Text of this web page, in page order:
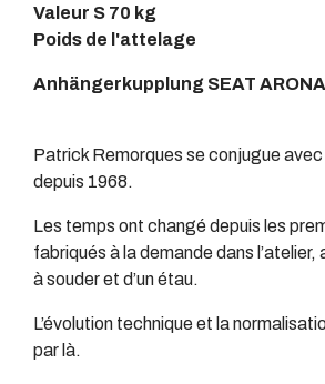
Valeur S 70 kg
Poids de l'attelage
Anhängerkupplung SEAT ARONA
Patrick Remorques se conjugue
depuis 1968.
Les temps ont changé depuis les
fabriqués à la demande dans l’atelier,
à souder et d’un étau.
L’évolution technique et la
par là.